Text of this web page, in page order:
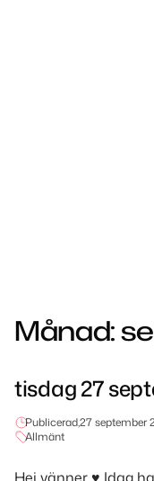
Månad:
tisdag 27
Publicerad,27 september
Allmänt